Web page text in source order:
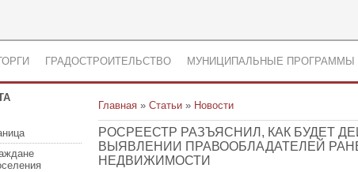
ГРАДОСТРОИТЕЛЬСТВО МУНИЦИПАЛЬНЫЕ ПРОГРАММЫ
Главная » Статьи » Новости
РОСРЕЕСТР РАЗЪЯСНИЛ, КАК БУДЕТ
ВЫЯВЛЕНИИ ПРАВООБЛАДАТЕЛЕЙ
НЕДВИЖИМОСТИ